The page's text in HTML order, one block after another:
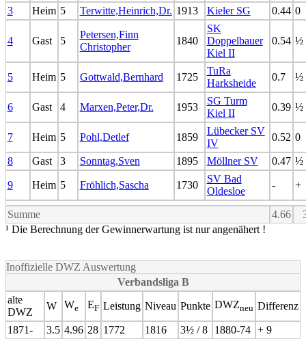
3 Heim 5 Terwitte,Heinrich,Dr. 1913 Kieler SG 0.44 0
4 Gast 5
Petersen,Finn
Christopher
1840
SK
Doppelbauer
Kiel II
0.54 ½
5 Heim 5 Gottwald,Bernhard 1725
TuRa
Harksheide
0.7 ½
6 Gast 4 Marxen,Peter,Dr. 1953
SG Turm
Kiel II
0.39 ½
7 Heim 5 Pohl,Detlef 1859
Lübecker SV
IV
0.52 0
8 Gast 3 Sonntag,Sven 1895 Möllner SV 0.47 ½
9 Heim 5 Fröhlich,Sascha 1730
SV Bad
Oldesloe
- +
Summe 4.66
¹ Die Berechnung der Gewinnerwartung ist nur angenähert !
Inoffizielle DWZ Auswertung
Verbandsliga B
alte
DWZ
W We EF Leistung Niveau Punkte DWZneu Differenz
1871- 3.5 4.96 28 1772 1816 3½ / 8 1880-74 + 9